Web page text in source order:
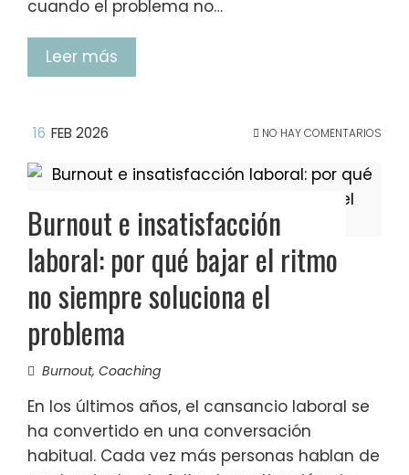
cuando el problema no…
Leer más
16 FEB 2026 NO HAY COMENTARIOS
Burnout e insatisfacción
laboral: por qué bajar el ritmo
no siempre soluciona el
problema
Burnout, Coaching
En los últimos años, el cansancio laboral se
ha convertido en una conversación
habitual. Cada vez más personas hablan de